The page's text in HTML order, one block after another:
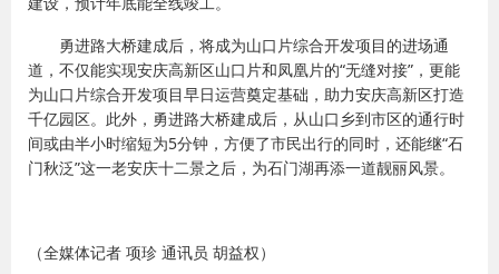
勇进路大桥建成后，将成为山口片综合开发项目的进场通
道，不仅能实现安庆高新区山口片和凤凰片的“无缝对接”，更能
为山口片综合开发项目早日运营奠定基础，助力安庆高新区打造
千亿园区。此外，勇进路大桥建成后，从山口乡到市区的通行时
间或由半小时缩短为5分钟，方便了市民出行的同时，还能继“石
门秋泛”这一老安庆十二景之后，为石门湖再添一道靓丽风景。
（全媒体记者 项珍 通讯员 胡益权）